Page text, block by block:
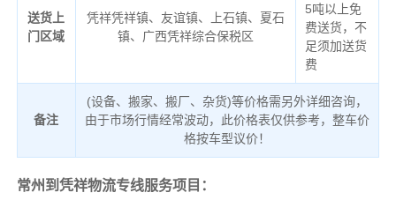
送货上
门区域
凭祥凭祥镇、友谊镇、上石镇、夏石
镇、广西凭祥综合保税区
5吨以上免
费送货，不
足须加送货
费
备注
(设备、搬家、搬厂、杂货)等价格需另外详细咨询，
由于市场行情经常波动，此价格表仅供参考，整车价
格按车型议价！
常州到凭祥物流专线服务项目：